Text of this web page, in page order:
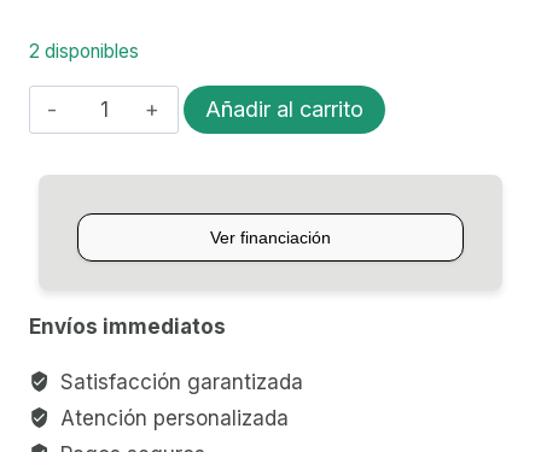
2 disponibles
ENCORDADO
ACUSTICA
(09-
045)
cantidad
Añadir al carrito
Envíos immediatos
Satisfacción garantizada
Atención personalizada